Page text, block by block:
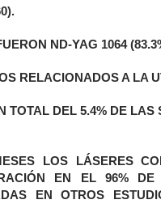
ND-YAG 1064
RELACIONADOS A LA
DEL 5.4% DE
LOS LÁSERES
EN EL 96%
EN OTROS